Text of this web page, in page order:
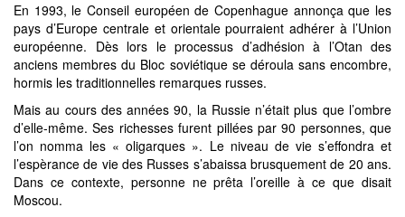
En 1993, le Conseil européen de Copenhague annonça que les
pays d’Europe centrale et orientale pourraient adhérer à l’Union
européenne. Dès lors le processus d’adhésion à l’Otan des
anciens membres du Bloc soviétique se déroula sans encombre,
hormis les traditionnelles remarques russes.
Mais au cours des années 90, la Russie n’était plus que l’ombre
d’elle-même. Ses richesses furent pillées par 90 personnes, que
l’on nomma les « oligarques ». Le niveau de vie s’effondra et
l’espèrance de vie des Russes s’abaissa brusquement de 20 ans.
Dans ce contexte, personne ne prêta l’oreille à ce que disait
Moscou.